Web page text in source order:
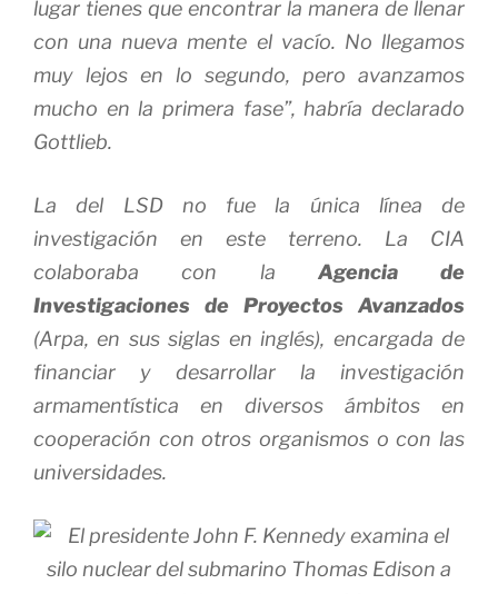
lugar tienes que encontrar la manera de llenar
con una nueva mente el vacío. No llegamos
muy lejos en lo segundo, pero avanzamos
mucho en la primera fase”, habría declarado
Gottlieb.
La del LSD no fue la única línea de
investigación en este terreno. La CIA
colaboraba con la Agencia de
Investigaciones de Proyectos Avanzados
(Arpa, en sus siglas en inglés), encargada de
financiar y desarrollar la investigación
armamentística en diversos ámbitos en
cooperación con otros organismos o con las
universidades.